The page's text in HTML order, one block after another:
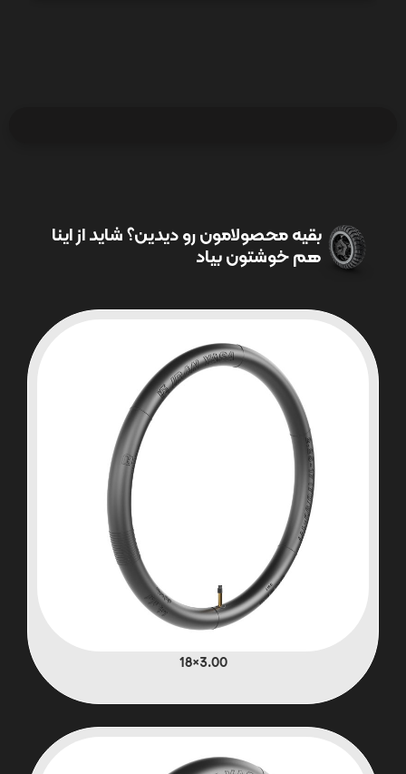
بقیه محصولامون رو دیدین؟ شاید از اینا
هم خوشتون بیاد
3.00×18